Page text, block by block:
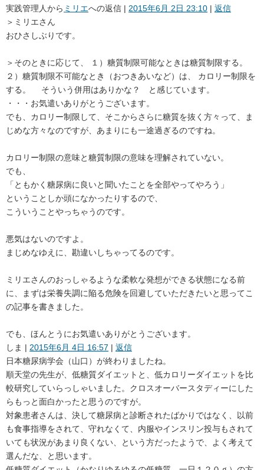
実践管理人から ミリエへの返信 | 2015年6月 2日 23:10 | 返信
＞ミリエさん
おひさしぶりです。
＞そのときに応じて、 １）糖質制限可能なときは糖質制限する。
２）糖質制限不可能なとき（おつきあいなど）は、 カロリー制限を
する。 そういう併用はありかな？ と感じています。
・・・お気遣いありがとうございます。
でも、カロリー制限して、そこからさらに糖質を抜く方々って、ま
じめな方々なのですが、あまりにも一途過ぎるのですね。
カロリー制限の意味と糖質制限の意味を理解されていない。
でも、
「ともかく糖尿病に良いと聞いたことを全部やってやろう」
ということしか頭になかったりするので、
こういうことやっちゃうのです。
悪気はないのですよ。
まじめなゆえに、勘違いしちゃってるのです。
ミリエさんのおっしゃるような柔軟な発想ができる状態になる前
に、まずは栄養失調に陥る危険を回避していただきたいと思ってこ
の記事を書きました。
でも、ほんとうにお気遣いありがとうございます。
しま | 2015年6月 4日 16:57 | 返信
日本糖尿病学会（山口）が終わりましたね。
順天堂の先生が、低糖質ダイエットと、低カロリーダイエットを比
較研究していらっしゃいました。クロスオーバースタディーにした
らもっと面白かったと思うのですが。
対象患者さんは、決して糖尿病と診断されたばかりではなく、以前
も食事指導をされて、守れなくて、内服やインスリン投与もされて
いても状況があまり良くない、という方だったようで、よく考えて
選んだな、と思います。